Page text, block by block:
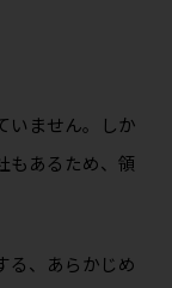
いません。しか
もあるため、領
る、あらかじめ